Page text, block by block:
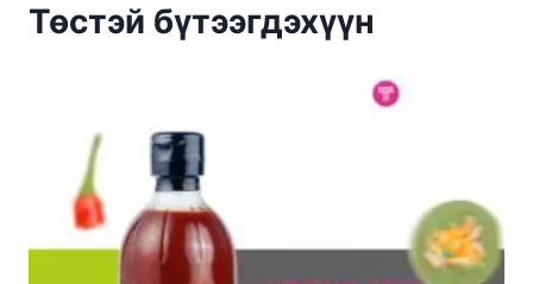
Төстэй бүтээгдэхүүн